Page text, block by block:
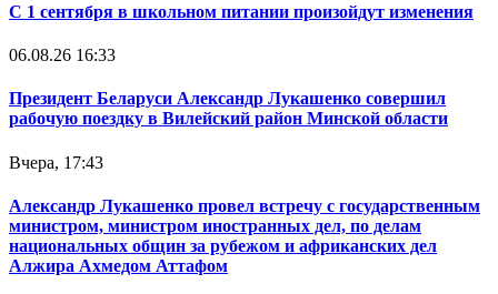
С 1 сентября в школьном питании произойдут изменения
06.08.26 16:33
Президент Беларуси Александр Лукашенко совершил
рабочую поездку в Вилейский район Минской области
Вчера, 17:43
Александр Лукашенко провел встречу с государственным
министром, министром иностранных дел, по делам
национальных общин за рубежом и африканских дел
Алжира Ахмедом Аттафом